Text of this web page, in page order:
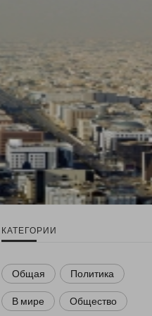
КАТЕГОРИИ
Общая Политика
В мире Общество